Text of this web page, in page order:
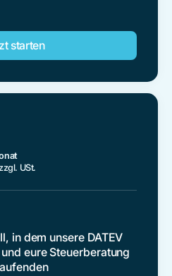
starten
USt.
in dem unsere DATEV
eure Steuerberatung